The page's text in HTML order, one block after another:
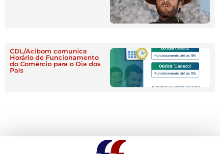
CDL/Acibom comunica
Horário de Funcionamento
do Comércio para o Dia dos
Pais